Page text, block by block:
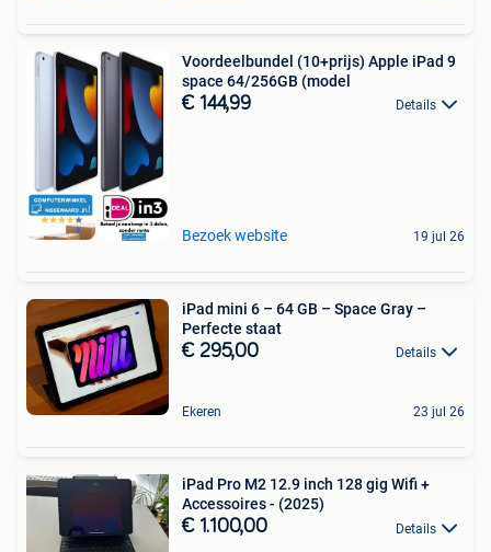
Voordeelbundel (10+prijs) Apple iPad 9
space 64/256GB (model
€ 144,99 Details
Bezoek website 19 jul 26
iPad mini 6 – 64 GB – Space Gray –
Perfecte staat
€ 295,00 Details
Ekeren 23 jul 26
iPad Pro M2 12.9 inch 128 gig Wifi +
Accessoires - (2025)
€ 1.100,00 Details